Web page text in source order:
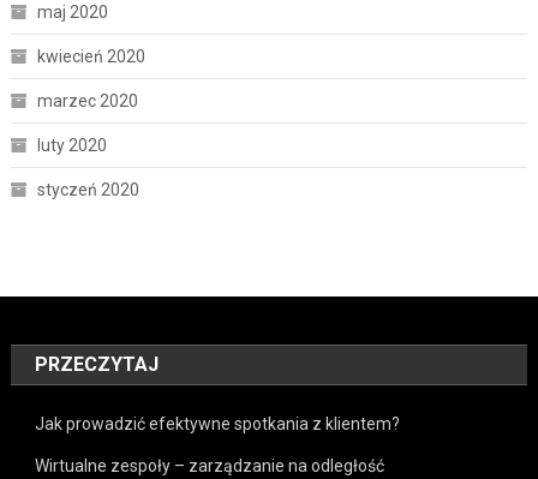
maj 2020
kwiecień 2020
marzec 2020
luty 2020
styczeń 2020
PRZECZYTAJ
Jak prowadzić efektywne spotkania z klientem?
Wirtualne zespoły – zarządzanie na odległość